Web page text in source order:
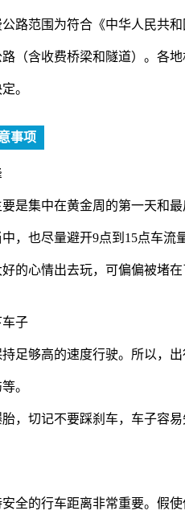
公路范围为符合《中华人民共
（含收费桥梁和隧道）。各
。
事项
是集中在黄金周的第一天和
，也尽量避开9点到15点车流
的心情出去玩，可偏偏被堵
子
足够高的速度行驶。所以，
。
，切记不要踩刹车，车子容
全的行车距离非常重要。假